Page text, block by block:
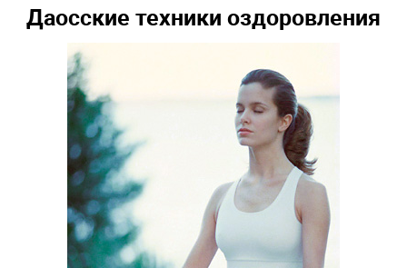
Даосские техники оздоровления